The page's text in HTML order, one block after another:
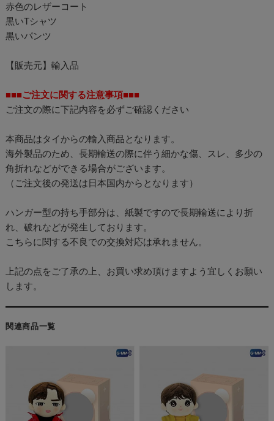
赤色のレザーコート
黒いTシャツ
黒いパンツ
【販売元】輸入品
■■■ご注文に関する注意事項■■■
ご注文の際に下記内容を必ずご確認ください
本商品はタイからの輸入商品となります。
海外製品のため、長期輸送の際に伴う細かな傷、スレ、多少の
角折れなどができる場合がございます。
（ご注文後の発送は日本国内からとなります）
ハンガー型の持ち手部分は、紙製ですので長期輸送により折
れ、破れなどが発生しております。
こちらに関する不良での交換対応は承れません。
上記の点をご了承の上、お買い求め頂けますよう宜しくお願い
します。
関連商品一覧